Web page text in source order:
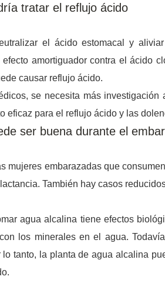
tratar el reflujo ácido
el ácido estomacal y
amortiguador contra el ácido
causar reflujo ácido.
se necesita más
eficaz para el reflujo ácido y las
ser buena durante el
mujeres embarazadas que
También hay casos
agua alcalina tiene efectos
los minerales en el agua.
tanto, la planta de agua alcalina